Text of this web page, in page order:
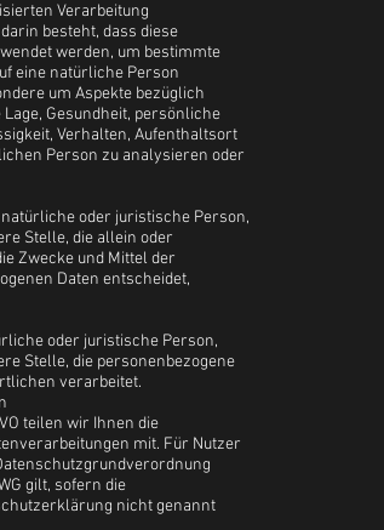
Verarbeitung
besteht, dass diese
werden, um bestimmte
eine natürliche Person
um Aspekte bezüglich
Gesundheit, persönliche
Verhalten, Aufenthaltsort
Person zu analysieren oder
oder juristische Person,
Stelle, die allein oder
Zwecke und Mittel der
Daten entscheidet,
oder juristische Person,
Stelle, die personenbezogene
verarbeitet.
teilen wir Ihnen die
mit. Für Nutzer
gilt, sofern die
nicht genannt